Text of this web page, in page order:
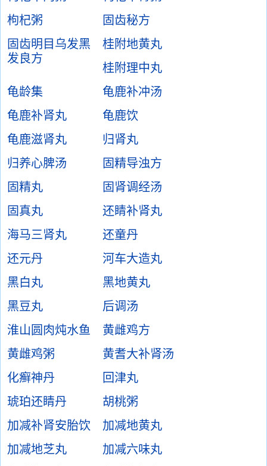
枸杞粥
固齿秘方
固齿明目乌发黑
发良方
桂附地黄丸
桂附理中丸
龟龄集
龟鹿补冲汤
龟鹿补肾丸
龟鹿饮
龟鹿滋肾丸
归肾丸
归养心脾汤
固精导浊方
固精丸
固肾调经汤
固真丸
还睛补肾丸
海马三肾丸
还童丹
还元丹
河车大造丸
黑白丸
黑地黄丸
黑豆丸
后调汤
淮山圆肉炖水鱼
黄雌鸡方
黄雌鸡粥
黄耆大补肾汤
化癣神丹
回津丸
琥珀还睛丹
胡桃粥
加减补肾安胎饮
加减地黄丸
加减地芝丸
加减六味丸